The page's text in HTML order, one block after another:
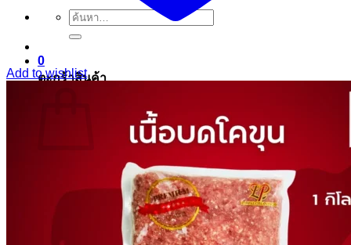
ค้นหา:
0
ตะกร้าสินค้า
ไม่มีสินค้าในตะกร้า
Add to wishlist